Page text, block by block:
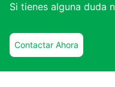
Si tienes alguna duda
Contactar Ahora